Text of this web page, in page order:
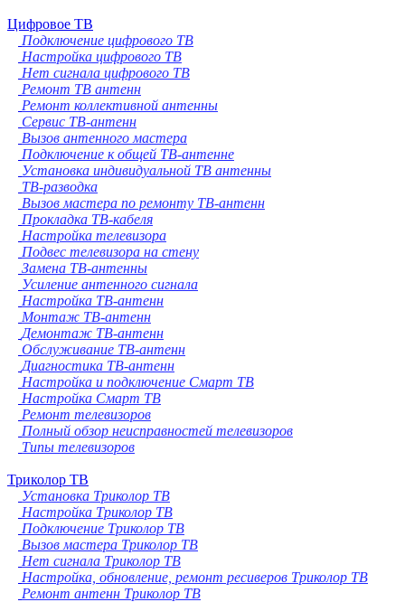
Цифровое ТВ
Подключение цифрового ТВ
Настройка цифрового ТВ
Нет сигнала цифрового ТВ
Ремонт ТВ антенн
Ремонт коллективной антенны
Сервис ТВ-антенн
Вызов антенного мастера
Подключение к общей ТВ-антенне
Установка индивидуальной ТВ антенны
ТВ-разводка
Вызов мастера по ремонту ТВ-антенн
Прокладка ТВ-кабеля
Настройка телевизора
Подвес телевизора на стену
Замена ТВ-антенны
Усиление антенного сигнала
Настройка ТВ-антенн
Монтаж ТВ-антенн
Демонтаж ТВ-антенн
Обслуживание ТВ-антенн
Диагностика ТВ-антенн
Настройка и подключение Смарт ТВ
Настройка Смарт ТВ
Ремонт телевизоров
Полный обзор неисправностей телевизоров
Типы телевизоров
Триколор ТВ
Установка Триколор ТВ
Настройка Триколор ТВ
Подключение Триколор ТВ
Вызов мастера Триколор ТВ
Нет сигнала Триколор ТВ
Настройка, обновление, ремонт ресиверов Триколор ТВ
Ремонт антенн Триколор ТВ